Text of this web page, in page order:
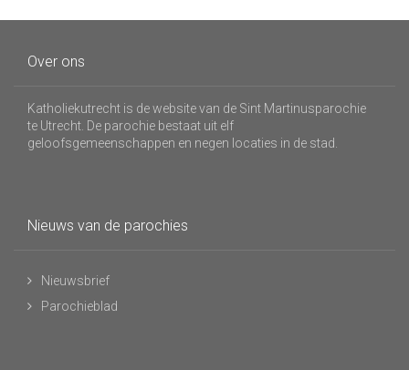
Over ons
Katholiekutrecht is de website van de Sint Martinusparochie
te Utrecht. De parochie bestaat uit elf
geloofsgemeenschappen en negen locaties in de stad.
Nieuws van de parochies
Nieuwsbrief
Parochieblad